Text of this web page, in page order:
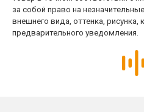
за собой право на
внешнего вида, оттенка, рисунка,
предварительного уведомления.